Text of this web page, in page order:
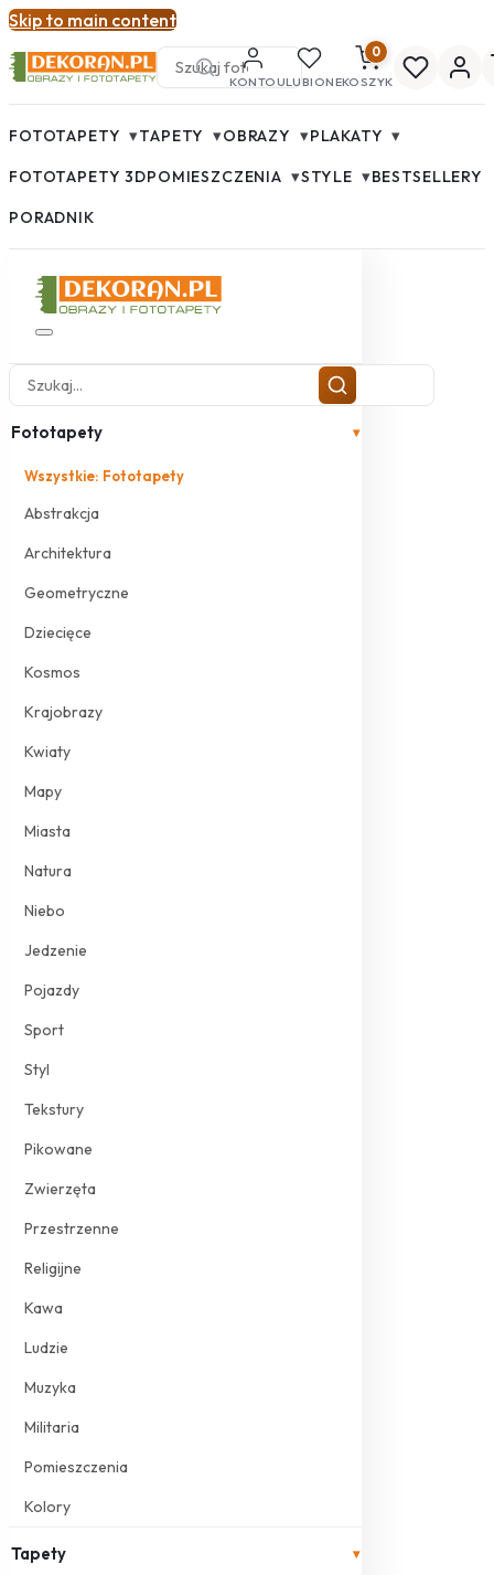
Skip to main content
KONTOULUBIONE
0
KOSZYK
FOTOTAPETY ▾TAPETY ▾OBRAZY ▾PLAKATY ▾
FOTOTAPETY 3DPOMIESZCZENIA ▾STYLE ▾BESTSELLERY
PORADNIK
Fototapety ▾
Wszystkie: Fototapety
Abstrakcja
Architektura
Geometryczne
Dziecięce
Kosmos
Krajobrazy
Kwiaty
Mapy
Miasta
Natura
Niebo
Jedzenie
Pojazdy
Sport
Styl
Tekstury
Pikowane
Zwierzęta
Przestrzenne
Religijne
Kawa
Ludzie
Muzyka
Militaria
Pomieszczenia
Kolory
Tapety ▾